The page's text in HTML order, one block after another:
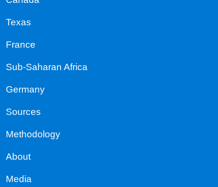
Texas
France
Sub-Saharan Africa
Germany
Sources
Methodology
About
Media